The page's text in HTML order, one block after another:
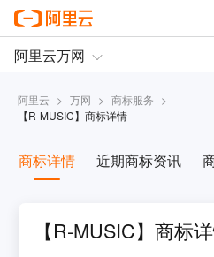
阿里云 > 万网 > 商标服务 >
【R-MUSIC】商标详情
商标详情 近期商标资讯
【R-MUSIC】商标